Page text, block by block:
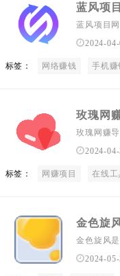
小成本创业 副业项目 短
蓝风项
蓝风项目
质教程、
2024-
标签： 网络赚钱 手机赚
玫瑰网
玫瑰网赚
软件和技
捷的访问
这个平台
2024-
标签： 网赚项目 在线工
金色旋
金色旋风
量互联网
2024-